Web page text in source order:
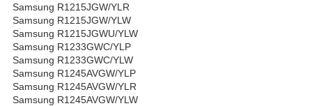
Samsung R1215JGW/YLR
Samsung R1215JGW/YLW
Samsung R1215JGWU/YLW
Samsung R1233GWC/YLP
Samsung R1233GWC/YLW
Samsung R1245AVGW/YLP
Samsung R1245AVGW/YLR
Samsung R1245AVGW/YLW